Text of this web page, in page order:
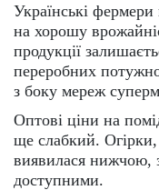
Українські
на хорошу
продукції
переробних
з боку мереж
Оптові ціни на
ще слабкий. Огірки,
виявилася нижчою,
доступними.